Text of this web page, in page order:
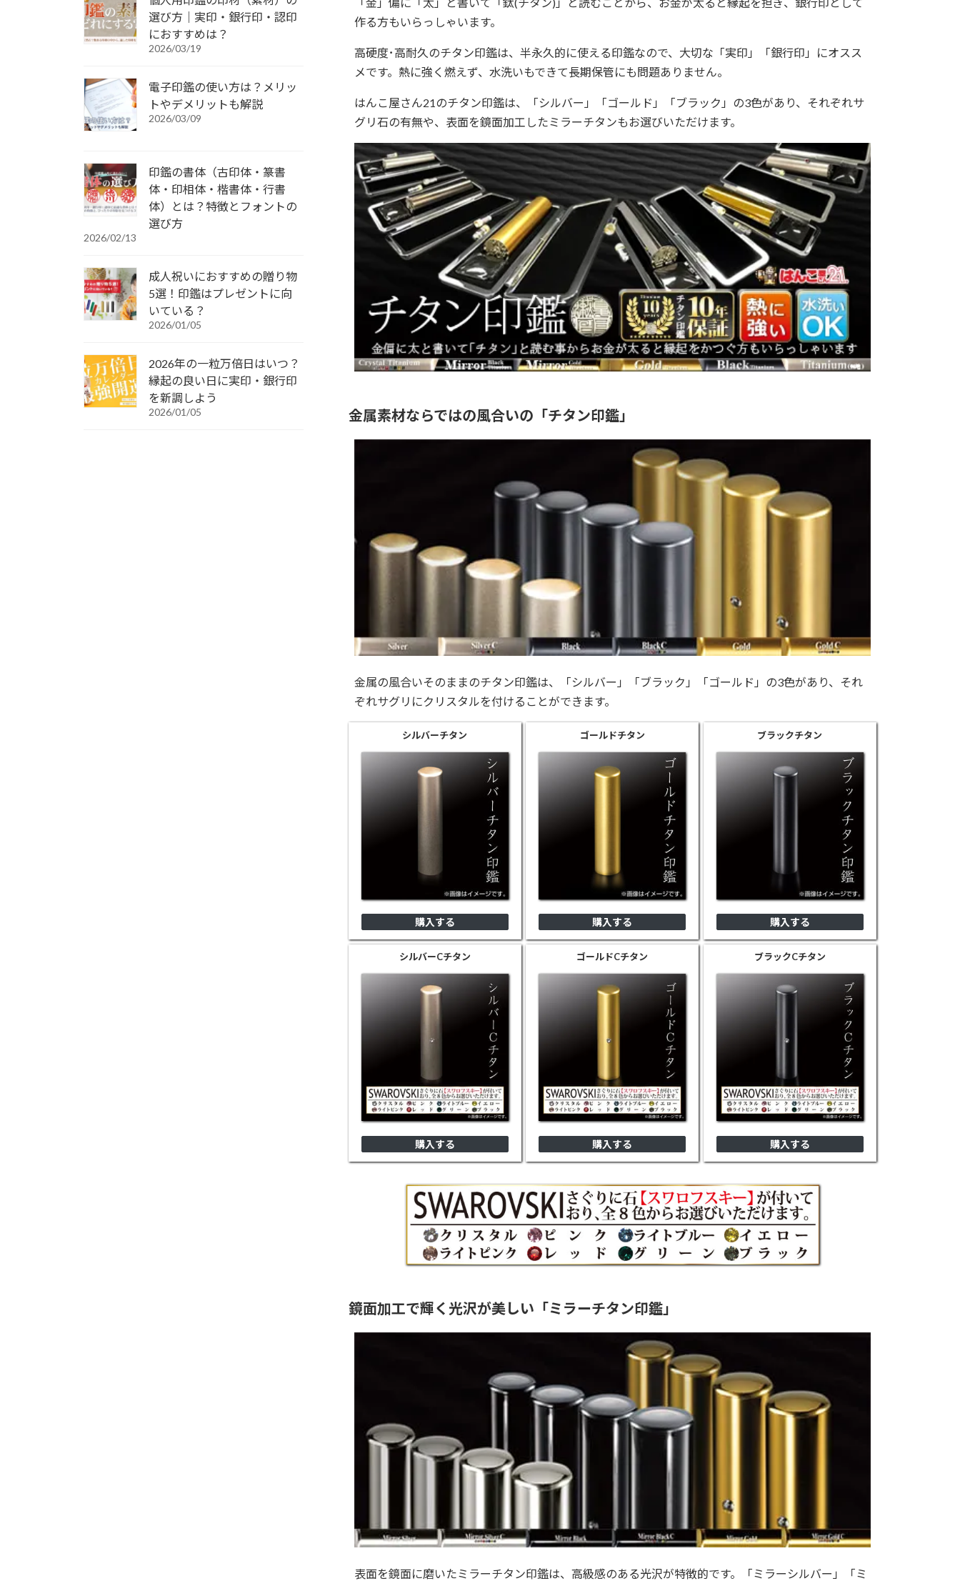
作る方もいらっしゃいます。
高硬度･高耐久のチタン印鑑は、半永久的に使える印鑑なので、大切な「実印」「銀行印」にオスス
メです。熱に強く燃えず、水洗いもできて長期保管にも問題ありません。
はんこ屋さん21のチタン印鑑は、「シルバー」「ゴールド」「ブラック」の3色があり、それぞれサ
グリ石の有無や、表面を鏡面加工したミラーチタンもお選びいただけます。
金属素材ならではの風合いの「チタン印鑑」
金属の風合いそのままのチタン印鑑は、「シルバー」「ブラック」「ゴールド」の3色があり、それ
ぞれサグリにクリスタルを付けることができます。
シルバーチタン
購入する
ゴールドチタン
購入する
ブラックチタン
購入する
シルバーCチタン
購入する
ゴールドCチタン
購入する
ブラックCチタン
購入する
鏡面加工で輝く光沢が美しい「ミラーチタン印鑑」
表面を鏡面に磨いたミラーチタン印鑑は、高級感のある光沢が特徴的です。「ミラーシルバー」「ミ
選び方｜実印・銀行印・認印
におすすめは？
2026/03/19
電子印鑑の使い方は？メリッ
トやデメリットも解説
2026/03/09
印鑑の書体（古印体・篆書
体・印相体・楷書体・行書
体）とは？特徴とフォントの
選び方
2026/02/13
成人祝いにおすすめの贈り物
5選！印鑑はプレゼントに向
いている？
2026/01/05
2026年の一粒万倍日はいつ？
縁起の良い日に実印・銀行印
を新調しよう
2026/01/05